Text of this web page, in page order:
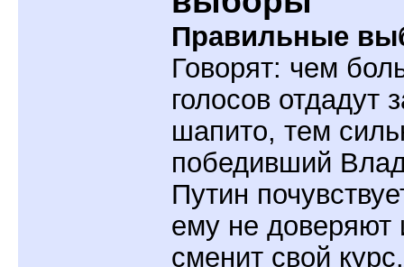
Правильные
Говорят: чем
голосов отдадут
шапито, тем
победивший
Путин
ему не доверяют
сменит свой